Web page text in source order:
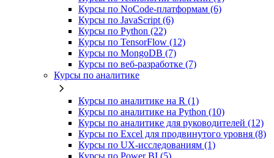
Курсы по NoCode‑платформам (6)
Курсы по JavaScript (6)
Курсы по Python (22)
Курсы по TensorFlow (12)
Курсы по MongoDB (7)
Курсы по веб‑разработке (7)
Курсы по аналитике
Курсы по аналитике на R (1)
Курсы по аналитике на Python (10)
Курсы по аналитике для руководителей (12)
Курсы по Excel для продвинутого уровня (8)
Курсы по UX‑исследованиям (1)